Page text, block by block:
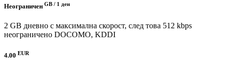
Неограничен GB / 1 ден
2 GB дневно с максимална скорост, след това 512 kbps
неограничено DOCOMO, KDDI
4.00 EUR